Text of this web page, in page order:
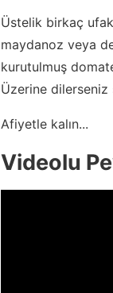
Üstelik birkaç
maydanoz veya
kurutulmuş
Üzerine
Afiyetle kalın...
Videolu